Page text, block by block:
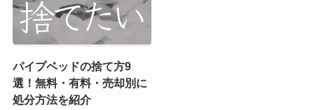
パイプベッドの捨て方9
選！無料・有料・売却別に
処分方法を紹介